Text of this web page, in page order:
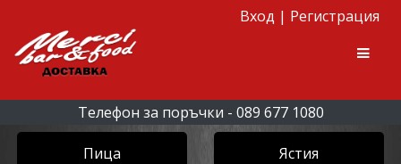
Вход | Регистрация
Skip to navigation
Skip to content
Телефон за поръчки - 089 677 1080
Пица Ястия